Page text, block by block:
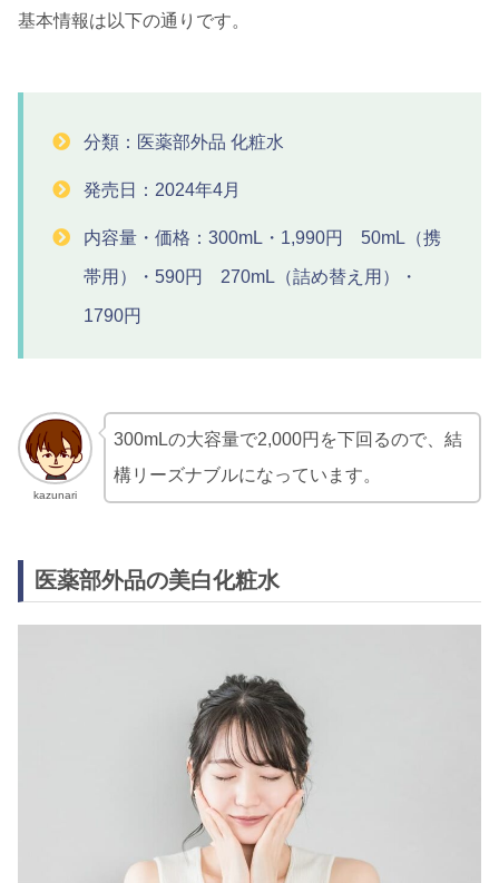
基本情報は以下の通りです。
分類：医薬部外品 化粧水
発売日：2024年4月
内容量・価格：300mL・1,990円 50mL（携
帯用）・590円 270mL（詰め替え用）・
1790円
kazunari
300mLの大容量で2,000円を下回るので、結
構リーズナブルになっています。
医薬部外品の美白化粧水